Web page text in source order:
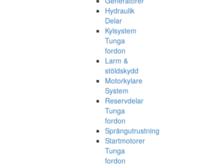
Hydraulik
Delar
Kylsystem
Tunga
fordon
Larm &
stöldskydd
Motorkylare
System
Reservdelar
Tunga
fordon
Sprängutrustning
Startmotorer
Tunga
fordon